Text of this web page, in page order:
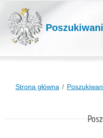
Poszukiwani
Strona główna